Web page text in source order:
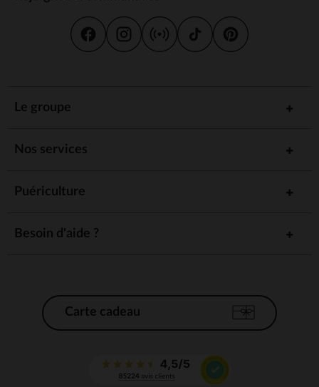
Le groupe
Nos services
Puériculture
Besoin d'aide ?
Carte cadeau